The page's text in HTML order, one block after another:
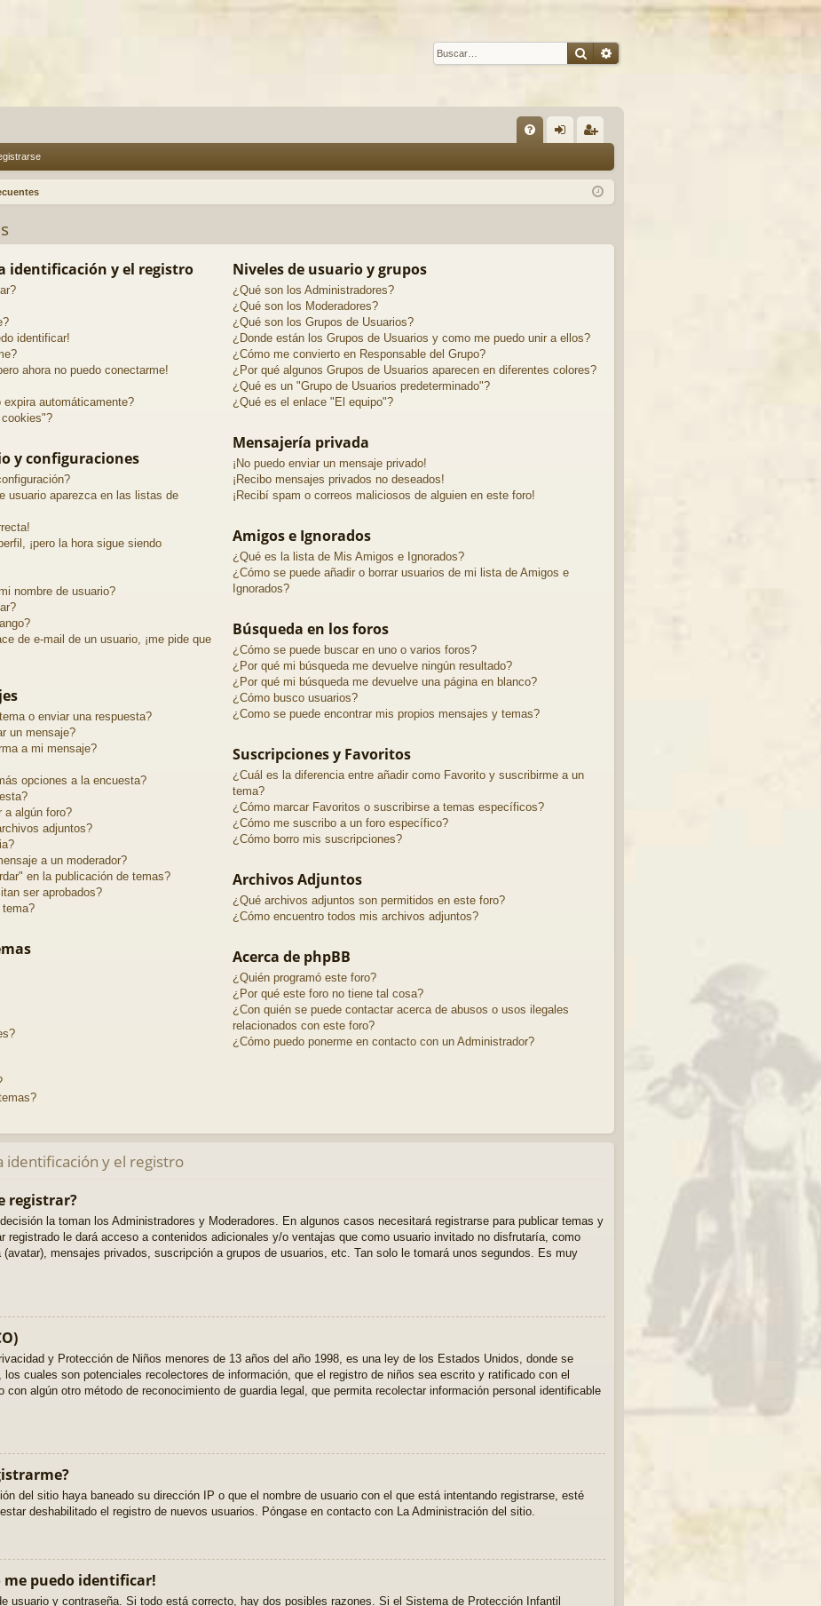
BuscarBúsqueda avanzada
Q nti ist
identificación y el registro
identificar!
ahora no puedo conectarme!
automáticamente?
y configuraciones
usuario aparezca en las listas de
¡pero la hora sigue siendo
nombre de usuario?
de e-mail de un usuario, ¡me pide que
o enviar una respuesta?
un mensaje?
a mi mensaje?
opciones a la encuesta?
a algún foro?
adjuntos?
a un moderador?
en la publicación de temas?
ser aprobados?
tema?
Niveles de usuario y grupos
¿Qué son los Administradores?
¿Qué son los Moderadores?
¿Qué son los Grupos de Usuarios?
¿Donde están los Grupos de Usuarios y como me puedo unir a ellos?
¿Cómo me convierto en Responsable del Grupo?
¿Por qué algunos Grupos de Usuarios aparecen en diferentes colores?
¿Qué es un "Grupo de Usuarios predeterminado"?
¿Qué es el enlace "El equipo"?
Mensajería privada
¡No puedo enviar un mensaje privado!
¡Recibo mensajes privados no deseados!
¡Recibí spam o correos maliciosos de alguien en este foro!
Amigos e Ignorados
¿Qué es la lista de Mis Amigos e Ignorados?
¿Cómo se puede añadir o borrar usuarios de mi lista de Amigos e
Ignorados?
Búsqueda en los foros
¿Cómo se puede buscar en uno o varios foros?
¿Por qué mi búsqueda me devuelve ningún resultado?
¿Por qué mi búsqueda me devuelve una página en blanco?
¿Cómo busco usuarios?
¿Como se puede encontrar mis propios mensajes y temas?
Suscripciones y Favoritos
¿Cuál es la diferencia entre añadir como Favorito y suscribirme a un
tema?
¿Cómo marcar Favoritos o suscribirse a temas específicos?
¿Cómo me suscribo a un foro específico?
¿Cómo borro mis suscripciones?
Archivos Adjuntos
¿Qué archivos adjuntos son permitidos en este foro?
¿Cómo encuentro todos mis archivos adjuntos?
Acerca de phpBB
¿Quién programó este foro?
¿Por qué este foro no tiene tal cosa?
¿Con quién se puede contactar acerca de abusos o usos ilegales
relacionados con este foro?
¿Cómo puedo ponerme en contacto con un Administrador?
identificación y el registro
registrar?
la toman los Administradores y Moderadores. En algunos casos necesitará registrarse para publicar temas y
registrado le dará acceso a contenidos adicionales y/o ventajas que como usuario invitado no disfrutaría, como
(avatar), mensajes privados, suscripción a grupos de usuarios, etc. Tan solo le tomará unos segundos. Es muy
y Protección de Niños menores de 13 años del año 1998, es una ley de los Estados Unidos, donde se
cuales son potenciales recolectores de información, que el registro de niños sea escrito y ratificado con el
con algún otro método de reconocimiento de guardia legal, que permita recolectar información personal identificable
del sitio haya baneado su dirección IP o que el nombre de usuario con el que está intentando registrarse, esté
deshabilitado el registro de nuevos usuarios. Póngase en contacto con La Administración del sitio.
me puedo identificar!
usuario y contraseña. Si todo está correcto, hay dos posibles razones. Si el Sistema de Protección Infantil